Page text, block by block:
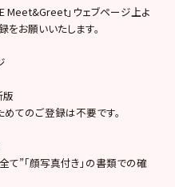
Meet&Greet」ウェブページ上よ
お願いいたします。
版
てのご登録は不要です。
”「顔写真付き」の書類での確